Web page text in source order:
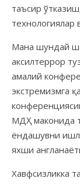
таъсир
технологиялар
Мана шундай
аксилтеррор
амалий
экстремизмга
МДҲ маконида
ёндашувни
яхши
Хавфсизликка